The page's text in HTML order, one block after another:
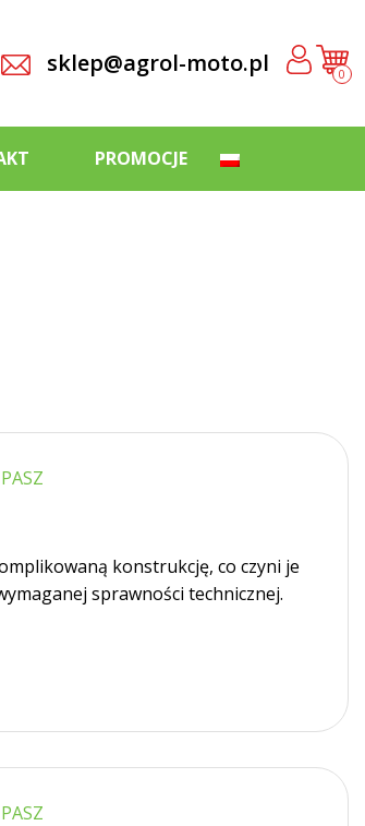
sklep@agrol-moto.pl 0
PROMOCJE
konstrukcję, co czyni je
sprawności technicznej.